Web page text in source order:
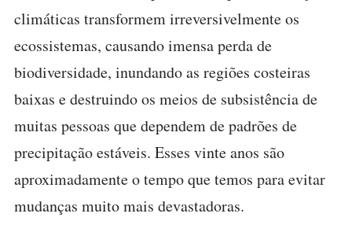
climáticas transformem irreversivelmente os
ecossistemas, causando imensa perda de
biodiversidade, inundando as regiões costeiras
baixas e destruindo os meios de subsistência de
muitas pessoas que dependem de padrões de
precipitação estáveis. Esses vinte anos são
aproximadamente o tempo que temos para evitar
mudanças muito mais devastadoras.